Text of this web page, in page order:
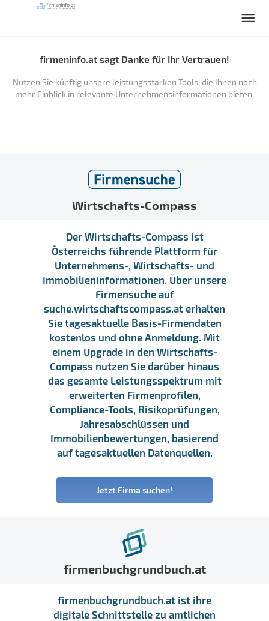
firmeninfo.at sagt Danke für Ihr Vertrauen!
Nutzen Sie künftig unsere leistungsstarken Tools, die Ihnen noch
mehr Einblick in relevante Unternehmensinformationen bieten.
Wirtschafts-Compass
Der Wirtschafts-Compass ist
Österreichs führende Plattform für
Unternehmens-, Wirtschafts- und
Immobilieninformationen. Über unsere
Firmensuche auf
suche.wirtschaftscompass.at erhalten
Sie tagesaktuelle Basis-Firmendaten
kostenlos und ohne Anmeldung. Mit
einem Upgrade in den Wirtschafts-
Compass nutzen Sie darüber hinaus
das gesamte Leistungsspektrum mit
erweiterten Firmenprofilen,
Compliance-Tools, Risikoprüfungen,
Jahresabschlüssen und
Immobilienbewertungen, basierend
auf tagesaktuellen Datenquellen.
Jetzt Firma suchen!
firmenbuchgrundbuch.at
firmenbuchgrundbuch.at ist ihre
digitale Schnittstelle zu amtlichen